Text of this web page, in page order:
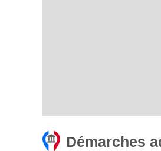
Démarches